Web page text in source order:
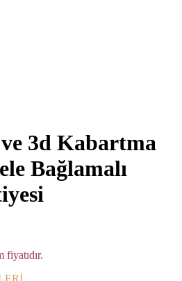
3d Kabartma
Bağlamalı
fiyatıdır.